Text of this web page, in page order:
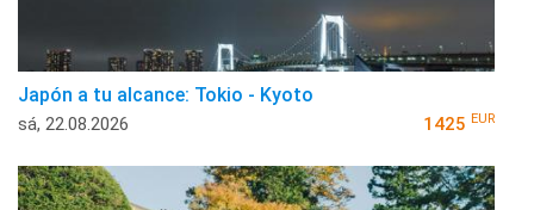
Japón a tu alcance: Tokio - Kyoto
sá, 22.08.2026 1425 EUR